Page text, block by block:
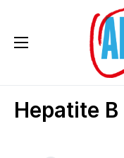
Hepatite B